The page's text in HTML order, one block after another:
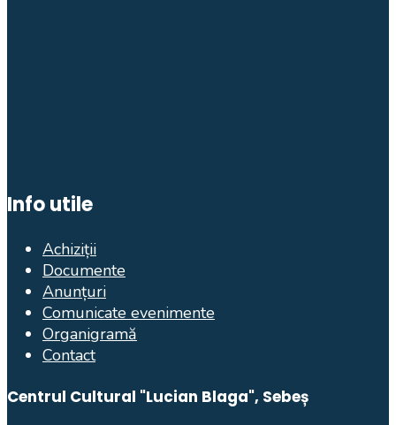
Info utile
Achiziții
Documente
Anunțuri
Comunicate evenimente
Organigramă
Contact
Centrul Cultural "Lucian Blaga", Sebeș